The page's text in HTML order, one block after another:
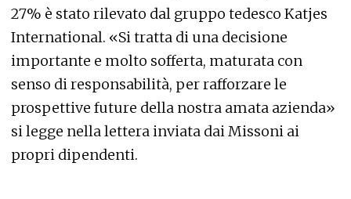
27% è stato rilevato dal gruppo tedesco Katjes
International. «Si tratta di una decisione
importante e molto sofferta, maturata con
senso di responsabilità, per rafforzare le
prospettive future della nostra amata azienda»
si legge nella lettera inviata dai Missoni ai
propri dipendenti.